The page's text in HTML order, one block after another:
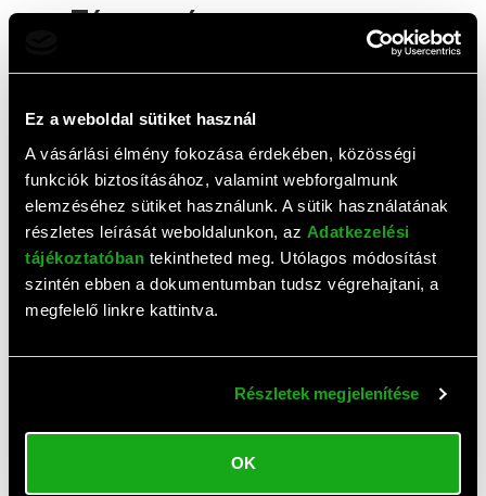
Ez a weboldal sütiket használ
A vásárlási élmény fokozása érdekében, közösségi
funkciók biztosításához, valamint webforgalmunk
elemzéséhez sütiket használunk. A sütik használatának
részletes leírását weboldalunkon, az Adatkezelési
tájékoztatóban tekintheted meg. Utólagos módosítást
szintén ebben a dokumentumban tudsz végrehajtani, a
megfelelő linkre kattintva.
Részletek megjelenítése
OK
Tápegység
Akyga Basic tápegység (500
W, ATX)
6 730 HUF
AJÁNLAT
13 300 HUF
Csomagár:13 000 HUF